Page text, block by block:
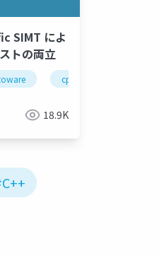
SIMT によ
トの両立
cpu
18.9K